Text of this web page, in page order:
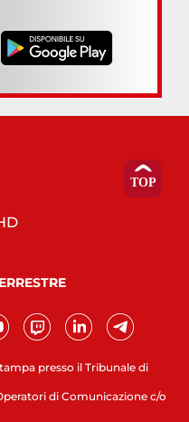
presso il Tribunale di
di Comunicazione c/o